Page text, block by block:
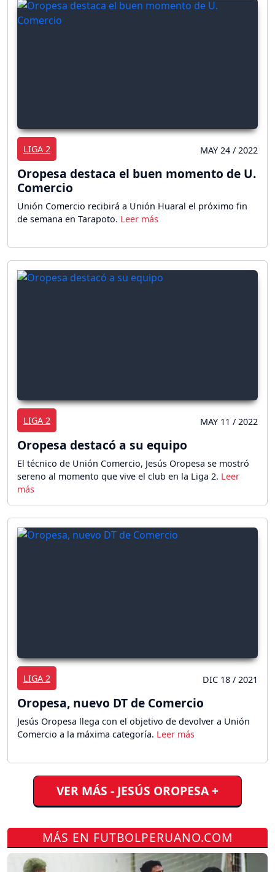
LIGA 2 MAY 24 / 2022
Oropesa destaca el buen momento de U.
Comercio
Unión Comercio recibirá a Unión Huaral el próximo fin
de semana en Tarapoto.
LIGA 2 MAY 11 / 2022
Oropesa destacó a su equipo
El técnico de Unión Comercio, Jesús Oropesa se mostró
sereno al momento que vive el club en la Liga 2.
LIGA 2 DIC 18 / 2021
Oropesa, nuevo DT de Comercio
Jesús Oropesa llega con el objetivo de devolver a Unión
Comercio a la máxima categoría.
VER MÁS - JESÚS OROPESA +
MÁS EN FUTBOLPERUANO.COM